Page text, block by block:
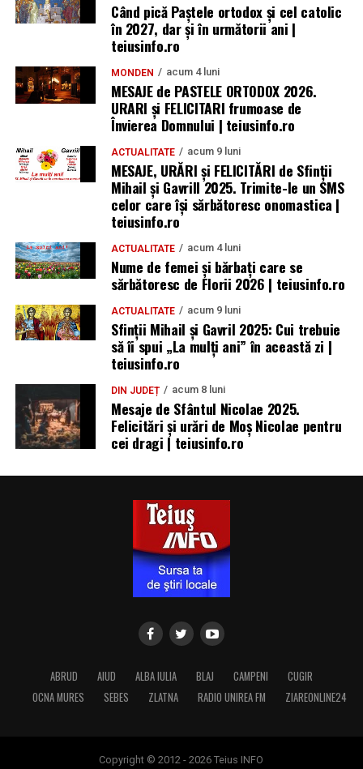
Când pică Paștele ortodox și cel catolic
în 2027, dar și în următorii ani |
teiusinfo.ro
MONDEN acum 4 luni
MESAJE de PASTELE ORTODOX 2026.
URARI și FELICITARI frumoase de
Învierea Domnului | teiusinfo.ro
ACTUALITATE acum 9 luni
MESAJE, URĂRI și FELICITĂRI de Sfinții
Mihail și Gavrill 2025. Trimite-le un SMS
celor care își sărbătoresc onomastica |
teiusinfo.ro
ACTUALITATE acum 4 luni
Nume de femei și bărbați care se
sărbătoresc de Florii 2026 | teiusinfo.ro
ACTUALITATE acum 9 luni
Sfinții Mihail și Gavril 2025: Cui trebuie
să îi spui „La mulţi ani” în această zi |
teiusinfo.ro
DIN JUDEȚ acum 8 luni
Mesaje de Sfântul Nicolae 2025.
Felicitări și urări de Moș Nicolae pentru
cei dragi | teiusinfo.ro
ABRUD AIUD ALBA IULIA BLAJ CAMPENI
CUGIR
OCNA MURES
SEBES ZLATNA RADIO UNIREA FM ZIAREONLINE24
Copyright © 2012 - 2026 Teius INFO